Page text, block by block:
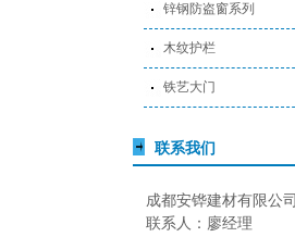
锌钢防盗窗系列
木纹护栏
铁艺大门
联系我们
成都安铧建材有限公司
联系人：廖经理